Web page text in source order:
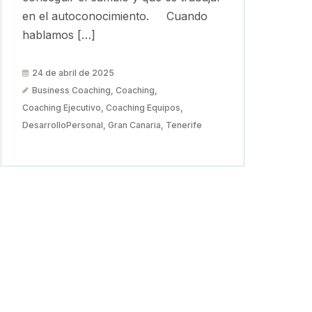
en el autoconocimiento. Cuando
hablamos […]
24 de abril de 2025
Business Coaching Coaching
Coaching Ejecutivo Coaching Equipos
DesarrolloPersonal Gran Canaria Tenerife